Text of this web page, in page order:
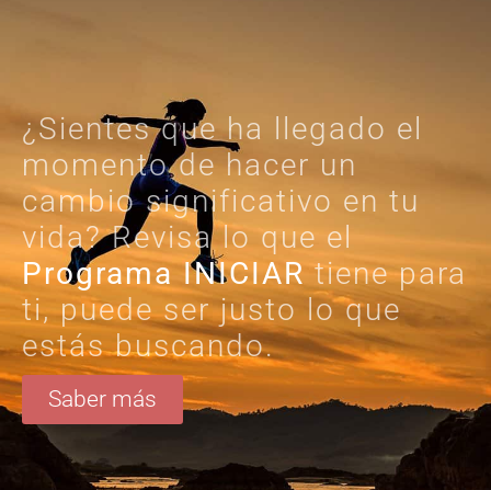
¿Sientes que ha llegado el
momento de hacer un
cambio significativo en tu
vida? Revisa lo que el
Programa INICIAR tiene para
ti, puede ser justo lo que
estás buscando.
Saber más